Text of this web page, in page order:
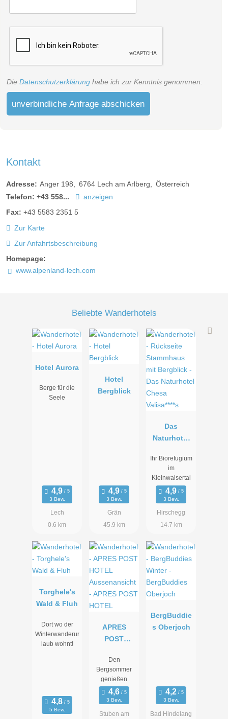
Die Datenschutzerklärung habe ich zur Kenntnis genommen.
unverbindliche Anfrage abschicken
Kontakt
Adresse: Anger 198 6764 Lech am Arlberg
Österreich
Telefon: +43 558...
anzeigen
Fax: +43 5583 2351 5
Zur Karte
Zur Anfahrtsbeschreibung
Homepage:
www.alpenland-lech.com
Beliebte Wanderhotels
Hotel Aurora
Berge für die
Seele
3 Bew.
Lech
0.6 km
Hotel
Bergblick
3 Bew.
Grän
45.9 km
Das
Naturhotel
Valisa****s
Ihr Biorefugium
im
Kleinwalsertal
3 Bew.
Hirschegg
14.7 km
Torghele's
Wald & Fluh
Dort wo der
Winterwanderur
laub wohnt!
5 Bew.
APRES
POST
Den
Bergsommer
genießen
3 Bew.
Stuben am
BergBuddie
s Oberjoch
3 Bew.
Bad Hindelang